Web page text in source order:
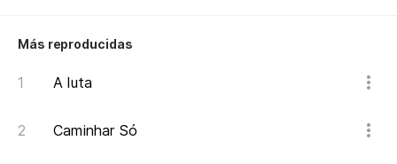
Más reproducidas
A luta
Caminhar Só